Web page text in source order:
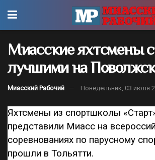
Миасские яхтсмены
лучшими на
Миасский Рабочий Понедельник, 03 июля
Яхтсмены из спортшколы
представили Миасс на
соревнованиях по парусному
прошли в Тольятти.